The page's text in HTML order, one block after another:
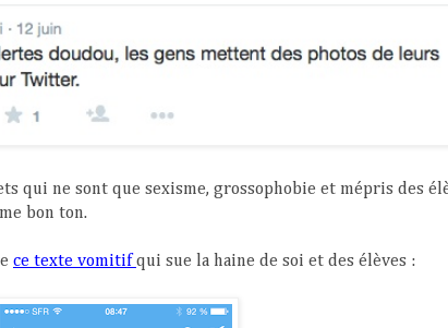
qui ne sont que sexisme, grossophobie et mépris des
bon ton.
ce texte vomitif qui sue la haine de soi et des élèves :